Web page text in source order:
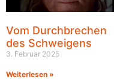
Vom Durchbrechen
des Schweigens
3. Februar 2025
Weiterlesen »